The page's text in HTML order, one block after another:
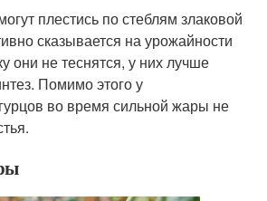
плестись по стеблям злаковой
сказывается на урожайности
они не теснятся, у них лучше
Помимо этого у
во время сильной жары не